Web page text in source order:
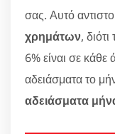
σας. Αυτό
χρημάτων,
6% είναι σε
αδειάσματα το
αδειάσματα